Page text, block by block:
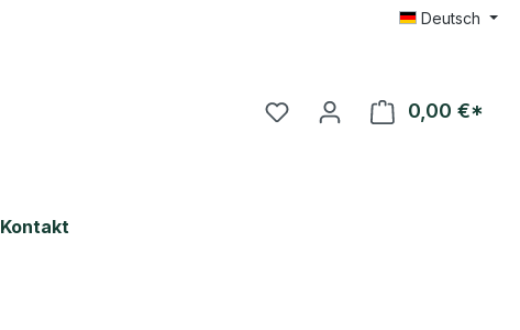
Deutsch
Du hast 0 Produkte auf
0,00 €*
Kontakt